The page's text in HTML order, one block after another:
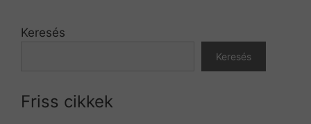
Keresés
Keresés
Friss cikkek